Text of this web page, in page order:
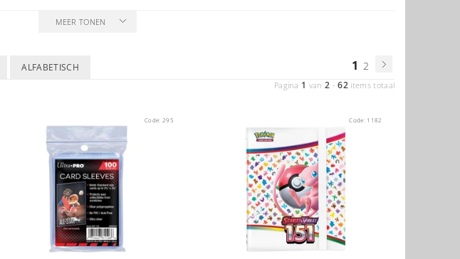
MEER TONEN
ALFABETISCH 1 2
Pagina 1 van2 -62 items totaal
Code:295 Code: 1182